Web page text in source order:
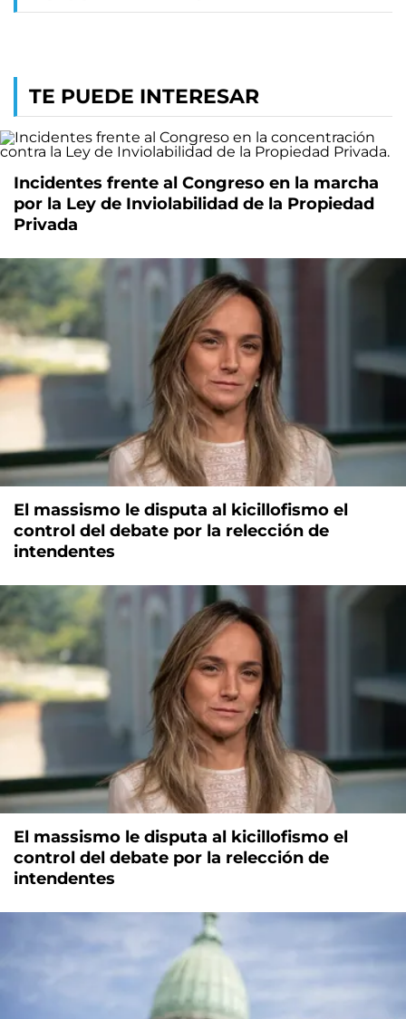
TE PUEDE INTERESAR
Incidentes frente al Congreso en la marcha
por la Ley de Inviolabilidad de la Propiedad
Privada
El massismo le disputa al kicillofismo el
control del debate por la relección de
intendentes
El massismo le disputa al kicillofismo el
control del debate por la relección de
intendentes